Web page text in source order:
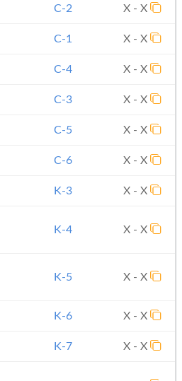
C-2 X - X
C-1 X - X
C-4 X - X
C-3 X - X
C-5 X - X
C-6 X - X
K-3 X - X
K-4 X - X
K-5 X - X
K-6 X - X
K-7 X - X